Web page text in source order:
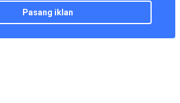
pasang iklan